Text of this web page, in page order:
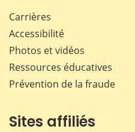
Carrières
Accessibilité
Photos et vidéos
Ressources éducatives
Prévention de la fraude
Sites affiliés